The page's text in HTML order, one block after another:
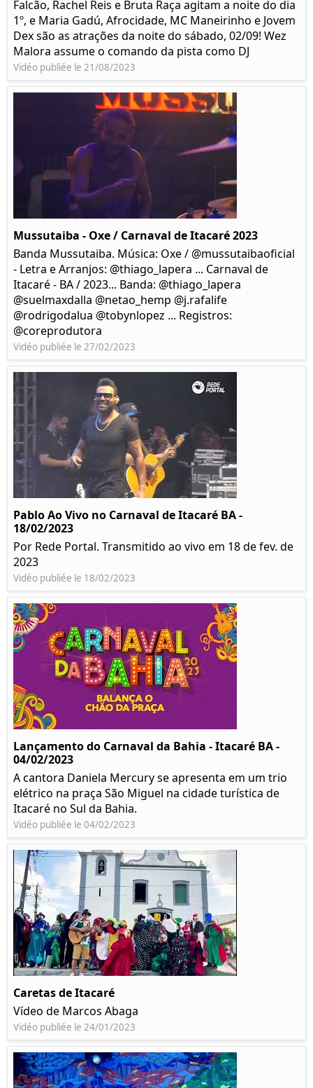
Falcão, Rachel Reis e Bruta Raça agitam a noite do dia
1º, e Maria Gadú, Afrocidade, MC Maneirinho e Jovem
Dex são as atrações da noite do sábado, 02/09! Wez
Malora assume o comando da pista como DJ
Vidéo publiée le 21/08/2023
Mussutaiba - Oxe / Carnaval de Itacaré 2023
Banda Mussutaiba. Música: Oxe / @mussutaibaoficial
- Letra e Arranjos: @thiago_lapera ... Carnaval de
Itacaré - BA / 2023... Banda: @thiago_lapera
@suelmaxdalla @netao_hemp @j.rafalife
@rodrigodalua @tobynlopez ... Registros:
@coreprodutora
Vidéo publiée le 27/02/2023
Pablo Ao Vivo no Carnaval de Itacaré BA -
18/02/2023
Por Rede Portal. Transmitido ao vivo em 18 de fev. de
2023
Vidéo publiée le 18/02/2023
Lançamento do Carnaval da Bahia - Itacaré BA -
04/02/2023
A cantora Daniela Mercury se apresenta em um trio
elétrico na praça São Miguel na cidade turística de
Itacaré no Sul da Bahia.
Vidéo publiée le 04/02/2023
Caretas de Itacaré
Vídeo de Marcos Abaga
Vidéo publiée le 24/01/2023